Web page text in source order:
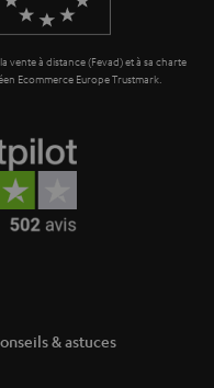
vente à distance (Fevad) et à sa charte
Ecommerce Europe Trustmark.
& astuces